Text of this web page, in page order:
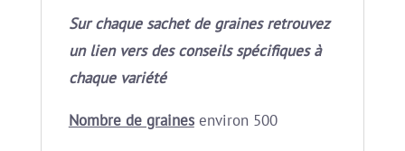
Sur chaque sachet de graines retrouvez
un lien vers des conseils spécifiques à
chaque variété
Nombre de graines environ 500